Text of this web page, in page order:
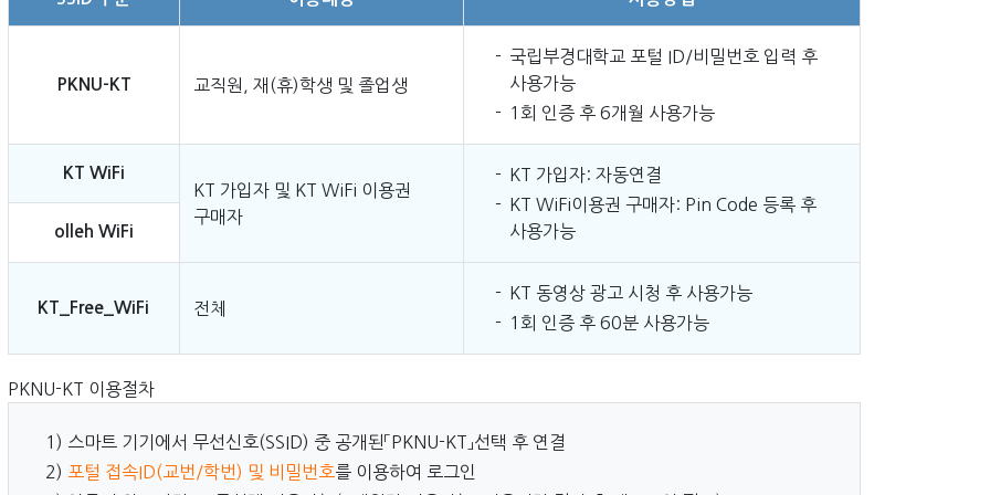
PKNU-KT 교직원, 재(휴)학생 및 졸업생
국립부경대학교 포털 ID/비밀번호 입력 후
사용가능
1회 인증 후 6개월 사용가능
KT WiFi
KT 가입자 및 KT WiFi 이용권
구매자
KT 가입자: 자동연결
KT WiFi이용권 구매자: Pin Code 등록 후
사용가능
olleh WiFi
KT_Free_WiFi 전체
KT 동영상 광고 시청 후 사용가능
1회 인증 후 60분 사용가능
PKNU-KT 이용절차
1) 스마트 기기에서 무선신호(SSID) 중 공개된「PKNU-KT」선택 후 연결
2) 포털 접속ID(교번/학번) 및 비밀번호를 이용하여 로그인